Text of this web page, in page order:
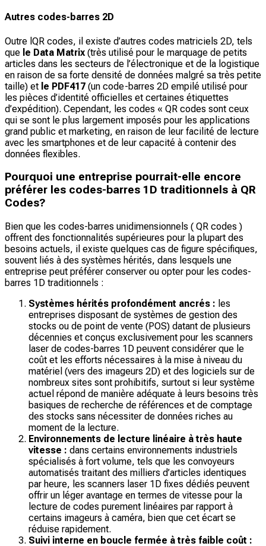
Autres codes-barres 2D
Outre lQR codes, il existe d’autres codes matriciels 2D, tels
que le Data Matrix (très utilisé pour le marquage de petits
articles dans les secteurs de l’électronique et de la logistique
en raison de sa forte densité de données malgré sa très petite
taille) et le PDF417 (un code-barres 2D empilé utilisé pour
les pièces d’identité officielles et certaines étiquettes
d’expédition). Cependant, les codes « QR codes sont ceux
qui se sont le plus largement imposés pour les applications
grand public et marketing, en raison de leur facilité de lecture
avec les smartphones et de leur capacité à contenir des
données flexibles.
Pourquoi une entreprise pourrait-elle encore
préférer les codes-barres 1D traditionnels à QR
Codes?
Bien que les codes-barres unidimensionnels ( QR codes )
offrent des fonctionnalités supérieures pour la plupart des
besoins actuels, il existe quelques cas de figure spécifiques,
souvent liés à des systèmes hérités, dans lesquels une
entreprise peut préférer conserver ou opter pour les codes-
barres 1D traditionnels :
Systèmes hérités profondément ancrés : les
entreprises disposant de systèmes de gestion des
stocks ou de point de vente (POS) datant de plusieurs
décennies et conçus exclusivement pour les scanners
laser de codes-barres 1D peuvent considérer que le
coût et les efforts nécessaires à la mise à niveau du
matériel (vers des imageurs 2D) et des logiciels sur de
nombreux sites sont prohibitifs, surtout si leur système
actuel répond de manière adéquate à leurs besoins très
basiques de recherche de références et de comptage
des stocks sans nécessiter de données riches au
moment de la lecture.
Environnements de lecture linéaire à très haute
vitesse : dans certains environnements industriels
spécialisés à fort volume, tels que les convoyeurs
automatisés traitant des milliers d’articles identiques
par heure, les scanners laser 1D fixes dédiés peuvent
offrir un léger avantage en termes de vitesse pour la
lecture de codes purement linéaires par rapport à
certains imageurs à caméra, bien que cet écart se
réduise rapidement.
Suivi interne en boucle fermée à très faible coût :